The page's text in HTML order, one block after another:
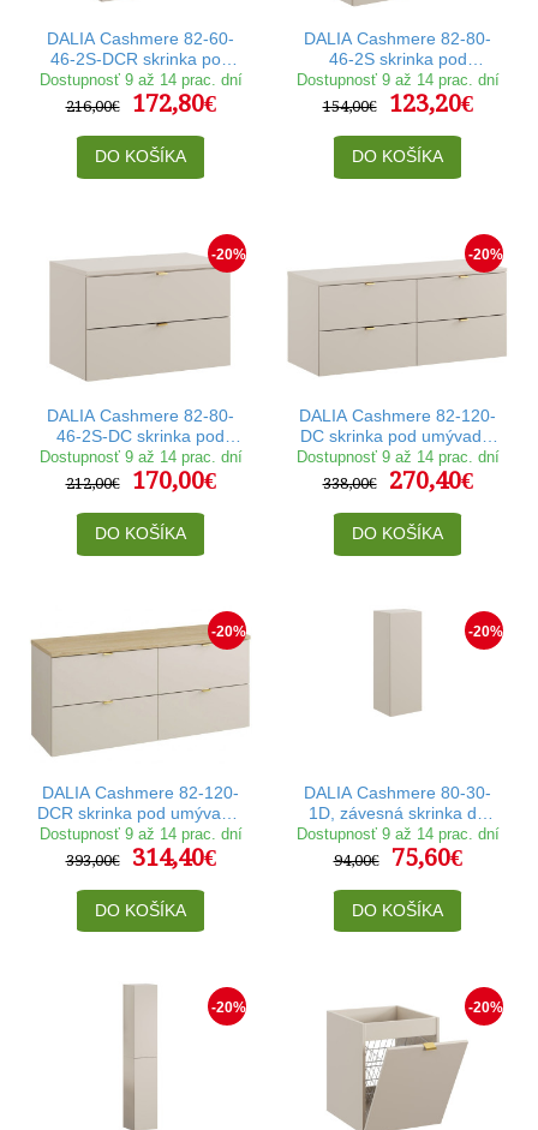
DALIA Cashmere 82-60-
46-2S-DCR skrinka pod
umývadlo 60 cm
Dostupnosť 9 až 14 prac. dní
216,00€
172,80€
DO KOŠÍKA
DALIA Cashmere 82-80-
46-2S skrinka pod
umývadlo 80 cm
Dostupnosť 9 až 14 prac. dní
154,00€
123,20€
DO KOŠÍKA
-20%
DALIA Cashmere 82-80-
46-2S-DC skrinka pod
umývadlo 80 cm
Dostupnosť 9 až 14 prac. dní
212,00€
170,00€
DO KOŠÍKA
-20%
DALIA Cashmere 82-120-
DC skrinka pod umývadlo
120 cm
Dostupnosť 9 až 14 prac. dní
338,00€
270,40€
DO KOŠÍKA
-20%
DALIA Cashmere 82-120-
DCR skrinka pod umývadlo
120 cm
Dostupnosť 9 až 14 prac. dní
393,00€
314,40€
DO KOŠÍKA
-20%
DALIA Cashmere 80-30-
1D, závesná skrinka do
kúpelne
Dostupnosť 9 až 14 prac. dní
94,00€
75,60€
DO KOŠÍKA
-20% -20%